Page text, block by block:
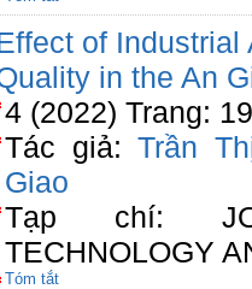
of
in the An
4 (2022) Trang:
Tác giả:Trần
Giao
Tạp chí:
TECHNOLOGY
Tóm tắt